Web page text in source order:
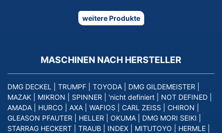
weitere Produkte
MASCHINEN NACH HERSTELLER
DMG DECKEL TRUMPF TOYODA DMG GILDEMEISTER
MAZAK
MIKRON SPINNER 'nicht definiert NOT DEFINED
AMADA
HURCO AXA WAFIOS CARL ZEISS CHIRON
GLEASON PFAUTER
HELLER OKUMA DMG MORI SEIKI
STARRAG HECKERT
TRAUB INDEX MITUTOYO HERMLE